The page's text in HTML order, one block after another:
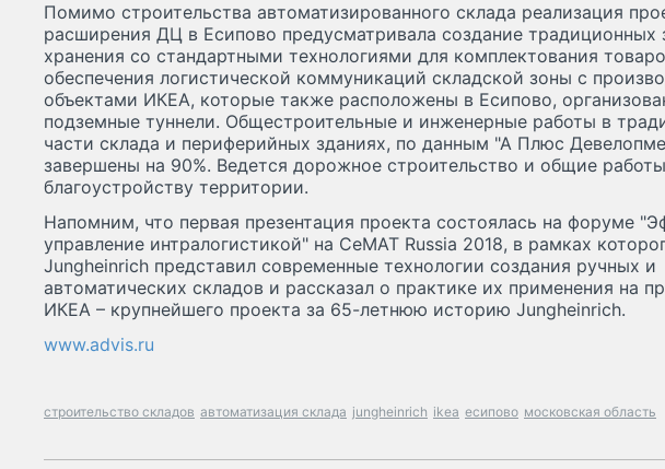
Помимо строительства автоматизированного склада реализация
расширения ДЦ в Есипово предусматривала создание традиционных
хранения со стандартными технологиями для комплектования
обеспечения логистической коммуникаций складской зоны с
объектами ИКЕА, которые также расположены в Есипово,
подземные туннели. Общестроительные и инженерные работы в
части склада и периферийных зданиях, по данным "А Плюс
завершены на 90%. Ведется дорожное строительство и общие
благоустройству территории.
Напомним, что первая презентация проекта состоялась на форуме
управление интралогистикой" на СеМАТ Russia 2018, в рамках
Jungheinrich представил современные технологии создания ручных и
автоматических складов и рассказал о практике их применения на
ИКЕА – крупнейшего проекта за 65-летнюю историю Jungheinrich.
www.advis.ru
строительство складов автоматизация склада jungheinrich ikea есипово московская область